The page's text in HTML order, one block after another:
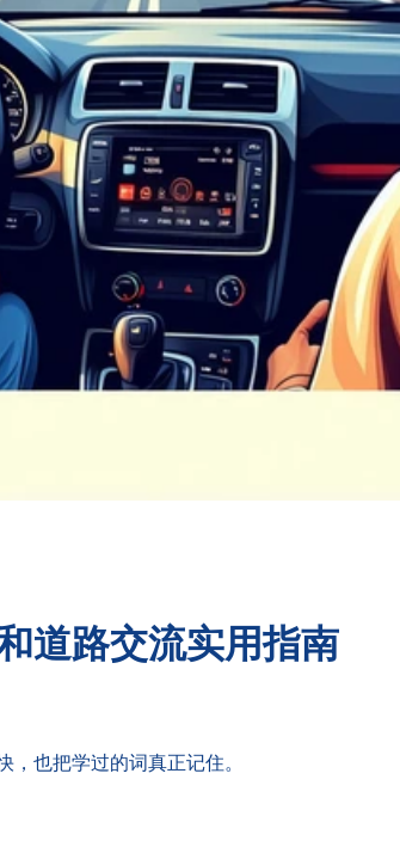
道路交流实用指南
也把学过的词真正记住。